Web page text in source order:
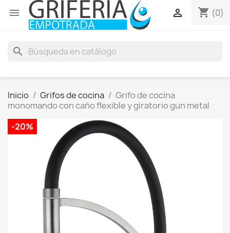
 shopping_cart (0)

search
Inicio Grifos de cocina
Grifo de cocina
monomando con caño flexible y giratorio gun metal
-20%